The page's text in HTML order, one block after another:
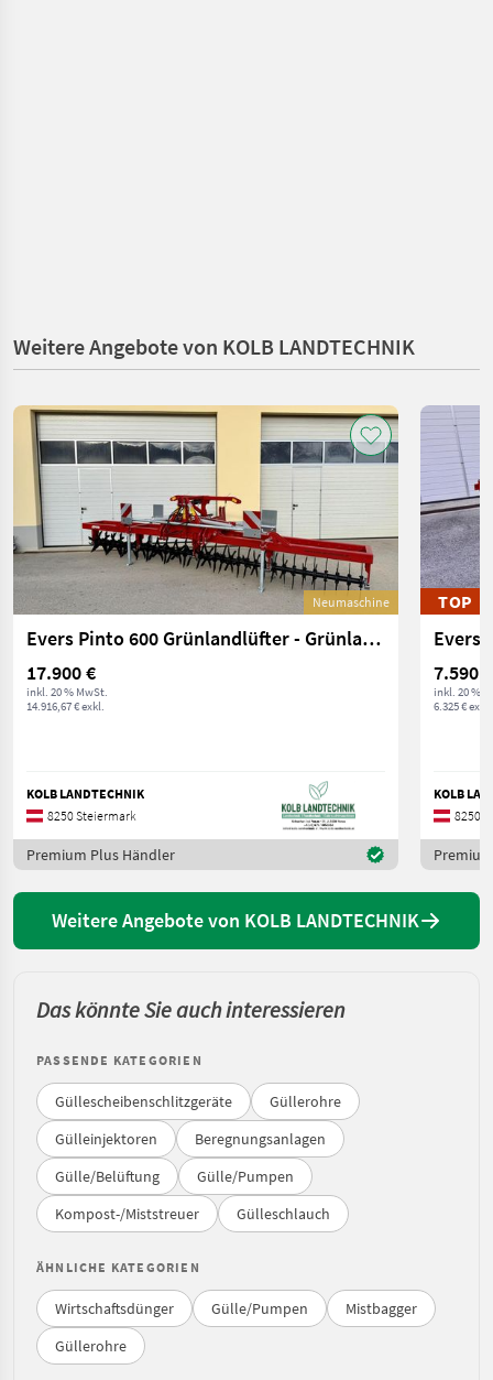
Weitere Angebote von KOLB LANDTECHNIK
Neumaschine
Evers Pinto 600 Grünlandlüfter - Grünlandlockerer - Gr
17.900 €
inkl. 20 % MwSt.
14.916,67 € exkl.
KOLB LANDTECHNIK
8250 Steiermark
Premium Plus Händler
TOP
7.590 €
inkl. 20 %
6.325 € exkl.
KOLB
8250
Weitere Angebote von KOLB LANDTECHNIK
Das könnte Sie auch interessieren
PASSENDE KATEGORIEN
Güllescheibenschlitzgeräte
Güllerohre
Gülleinjektoren
Beregnungsanlagen
Gülle/Belüftung
Gülle/Pumpen
Kompost-/Miststreuer
Gülleschlauch
ÄHNLICHE KATEGORIEN
Wirtschaftsdünger Gülle/Pumpen
Mistbagger
Güllerohre